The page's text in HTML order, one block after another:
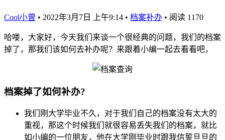
Cool小曾 • 2022年3月7日 上午9:14 • 档案补办 • 阅读 1170
哈喽，大家好，今天我们来谈一个很经典的问题，我们的档案
掉了，那我们该如何去补办呢？来跟着小编一起去看看吧，
档案掉了如何补办?
我们刚大学毕业不久，对于我们自己的档案没有太大的
重视，那这个时候我们就很容易丢失我们的档案，就比
如小编的一位朋友，他在大学刚毕业时跟我信誓旦旦的